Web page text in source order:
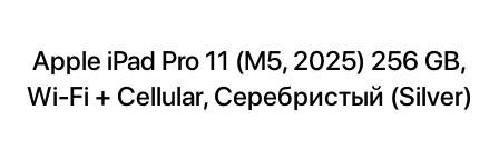
Apple iPad Pro 11 (M5, 2025) 256 GB,
Wi-Fi + Cellular, Серебристый (Silver)